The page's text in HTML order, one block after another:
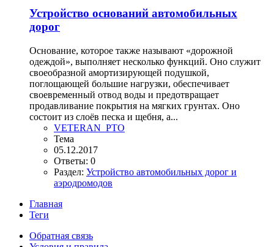
Устройство оснований автомобильных
дорог
Основание, которое также называют «дорожной
одеждой», выполняет несколько функций. Оно служит
своеобразной амортизирующей подушкой,
поглощающей большие нагрузки, обеспечивает
своевременный отвод воды и предотвращает
продавливание покрытия на мягких грунтах. Оно
состоит из слоёв песка и щебня, а...
VETERAN_PTO
Тема
05.12.2017
Ответы: 0
Раздел: Устройство автомобильных дорог и
аэродромодов
Главная
Теги
Обратная связь